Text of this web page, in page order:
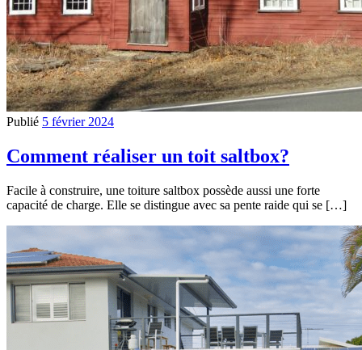
Publié 5 février 2024
Comment réaliser un toit saltbox?
Facile à construire, une toiture saltbox possède aussi une forte
capacité de charge. Elle se distingue avec sa pente raide qui se […]